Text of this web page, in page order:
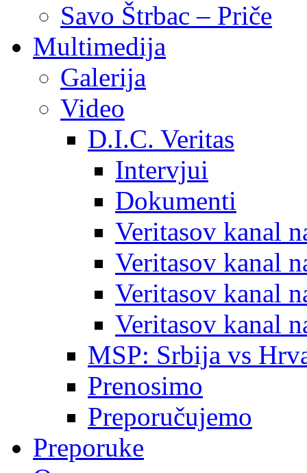
Savo Štrbac – Priče
Multimedija
Galerija
Video
D.I.C. Veritas
Intervjui
Dokumenti
Veritasov kanal
Veritasov kanal
Veritasov kanal
Veritasov kanal
MSP: Srbija vs
Prenosimo
Preporučujemo
Preporuke